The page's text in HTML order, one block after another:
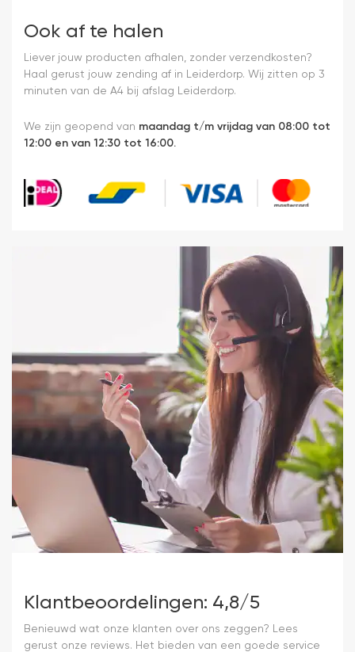
Ook af te halen
Liever jouw producten afhalen, zonder verzendkosten?
Haal gerust jouw zending af in Leiderdorp. Wij zitten op 3
minuten van de A4 bij afslag Leiderdorp.
We zijn geopend van maandag t/m vrijdag van 08:00 tot
12:00 en van 12:30 tot 16:00.
Klantbeoordelingen: 4,8/5
Benieuwd wat onze klanten over ons zeggen? Lees
gerust onze reviews. Het bieden van een goede service